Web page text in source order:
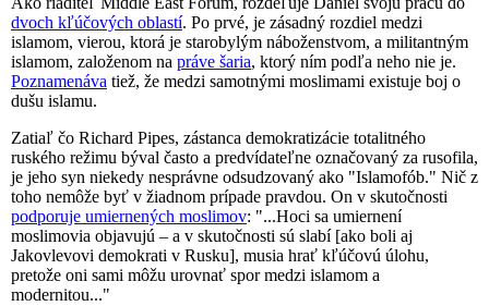
dvoch kľúčových oblastí. Po prvé, je zásadný rozdiel medzi
islamom, vierou, ktorá je starobylým náboženstvom, a militantným
islamom, založenom na práve šaria, ktorý ním podľa neho nie je.
Poznamenáva tiež, že medzi samotnými moslimami existuje boj o
dušu islamu.
Zatiaľ čo Richard Pipes, zástanca demokratizácie totalitného
ruského režimu býval často a predvídateľne označovaný za rusofila,
je jeho syn niekedy nesprávne odsudzovaný ako "Islamofób." Nič z
toho nemôže byť v žiadnom prípade pravdou. On v skutočnosti
podporuje umiernených moslimov: "...Hoci sa umiernení
moslimovia objavujú – a v skutočnosti sú slabí [ako boli aj
Jakovlevovi demokrati v Rusku], musia hrať kľúčovú úlohu,
pretože oni sami môžu urovnať spor medzi islamom a
modernitou..."